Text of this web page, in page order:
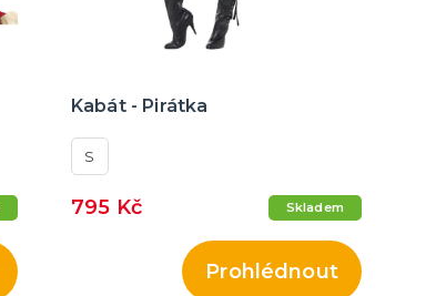
Kabát - Pirátka
S
795 Kč Skladem
Prohlédnout